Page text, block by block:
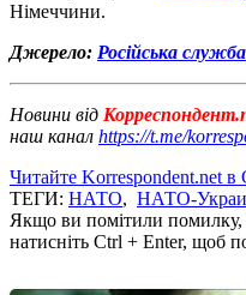
Німеччини.
Джерело: Російська
Новини від
наш канал https://t.me/
Читайте Korrespondent.net в
ТЕГИ: НАТО, НАТО-
Якщо ви помітили помилку,
натисніть Ctrl + Enter, щоб